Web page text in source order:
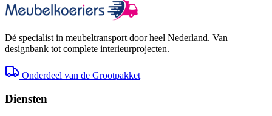
Dé specialist in meubeltransport door heel Nederland. Van
designbank tot complete interieurprojecten.
Onderdeel van de Grootpakket
Diensten